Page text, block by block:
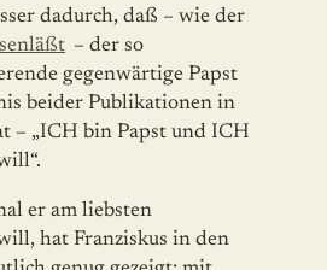
dadurch, daß – wie der
– der so
gegenwärtige Papst
beider Publikationen in
– „ICH bin Papst und ICH
er am liebsten
hat Franziskus in den